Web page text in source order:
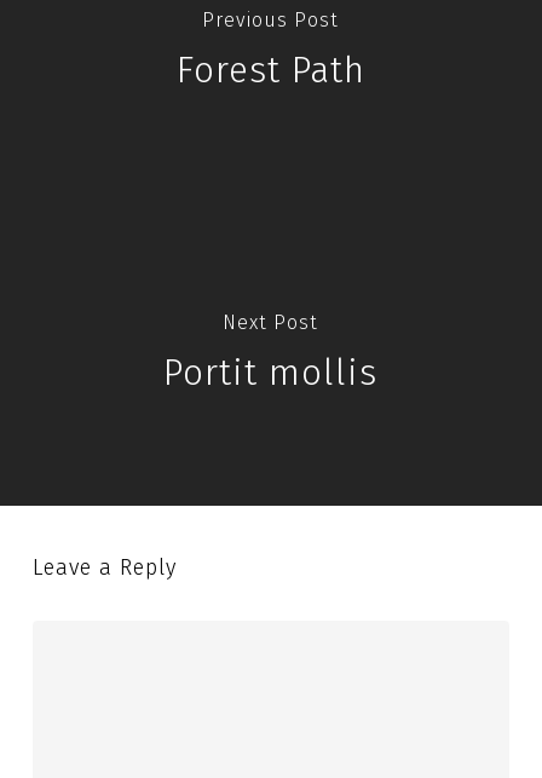
Previous Post
Forest Path
Next Post
Portit mollis
Leave a Reply